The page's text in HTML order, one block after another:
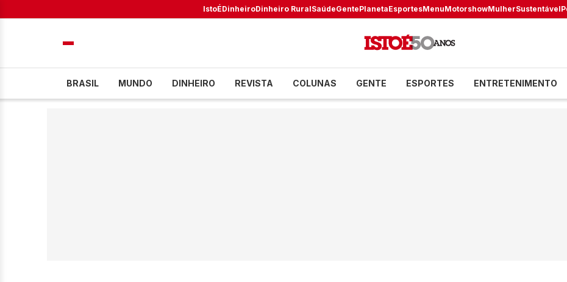
IstoÉDinheiroDinheiro RuralSaúdeGentePlanetaEsportesMenuMotorshowMulherSustentável
BRASIL MUNDO DINHEIRO REVISTA COLUNAS GENTE ESPORTES ENTRETENIMENTO